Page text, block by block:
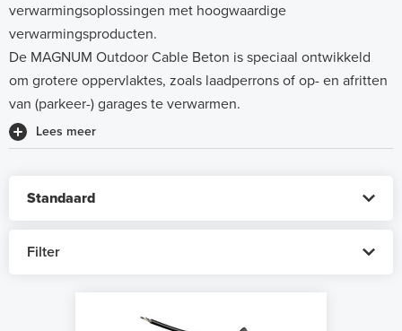
verwarmingsoplossingen met hoogwaardige
verwarmingsproducten.
De MAGNUM Outdoor Cable Beton is speciaal ontwikkeld
om grotere oppervlaktes, zoals laadperrons of op- en afritten
van (parkeer-) garages te verwarmen.
Lees meer
Filter